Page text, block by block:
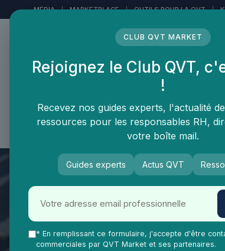
MÉDIA | MARKETPLACE | OUTILS POUR LA QVT |
LE MÉDIA DES
Vie Ma Vie dans la QVT Tendances
CLUB QVT MARKET
Rejoignez le Club QVT,
!
Recevez nos guides experts, l'actualité
ressources pour les responsables RH,
votre boîte mail.
Guides experts Actus QVT
* En remplissant ce formulaire, j'accepte d'être
commerciales par QVT Market et ses partenaires.
Panneau de gestion des cookies